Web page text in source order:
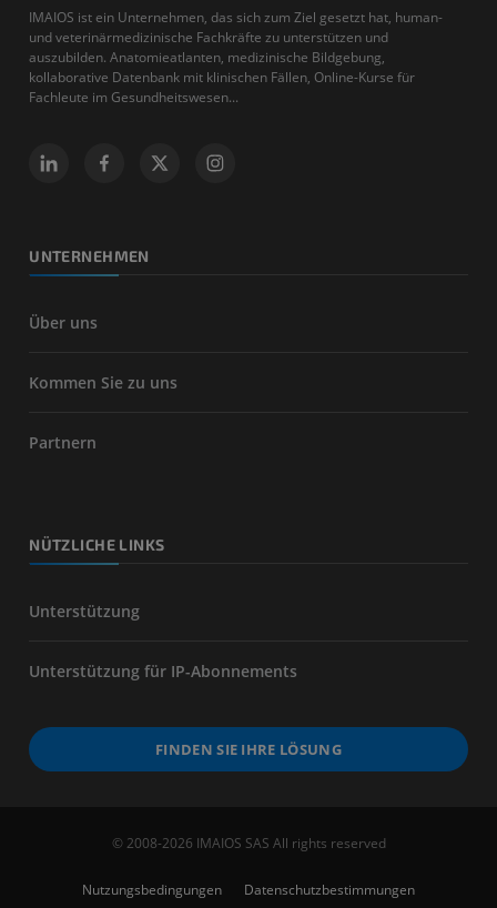
IMAIOS ist ein Unternehmen, das sich zum Ziel gesetzt hat, human-
und veterinärmedizinische Fachkräfte zu unterstützen und
auszubilden. Anatomieatlanten, medizinische Bildgebung,
kollaborative Datenbank mit klinischen Fällen, Online-Kurse für
Fachleute im Gesundheitswesen...
UNTERNEHMEN
Über uns
Kommen Sie zu uns
Partnern
NÜTZLICHE LINKS
Unterstützung
Unterstützung für IP-Abonnements
FINDEN SIE IHRE LÖSUNG
© 2008-2026 IMAIOS SAS All rights reserved
Nutzungsbedingungen Datenschutzbestimmungen